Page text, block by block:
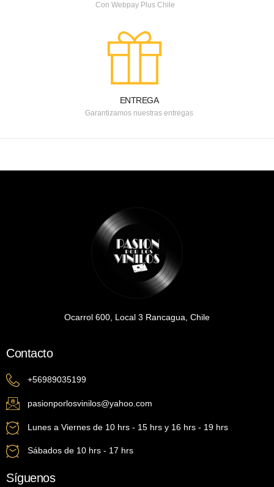
Con Webpay Plus Chile
ENTREGA
Garantizamos nuestras entregas
Ocarrol 600, Local 3 Rancagua, Chile
Contacto
+56989035199
pasionporlosvinilos@yahoo.com
Lunes a Viernes de 10 hrs - 15 hrs y 16 hrs - 19 hrs
Sábados de 10 hrs - 17 hrs
Síguenos